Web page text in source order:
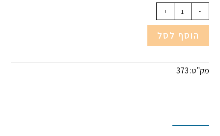
-
+
הוסף לסל
מק"ט: 373